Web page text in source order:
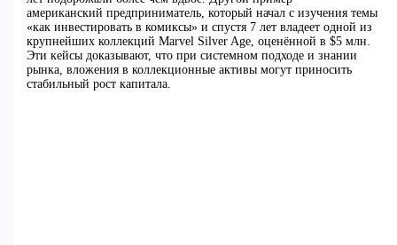
американский предприниматель, который начал с изучения темы
«как инвестировать в комиксы» и спустя 7 лет владеет одной из
крупнейших коллекций Marvel Silver Age, оценённой в $5 млн.
Эти кейсы доказывают, что при системном подходе и знании
рынка, вложения в коллекционные активы могут приносить
стабильный рост капитала.